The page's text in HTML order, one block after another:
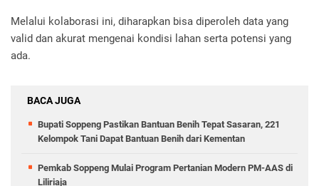
Melalui kolaborasi ini, diharapkan bisa diperoleh data yang
valid dan akurat mengenai kondisi lahan serta potensi yang
ada.
BACA JUGA
Bupati Soppeng Pastikan Bantuan Benih Tepat Sasaran, 221
Kelompok Tani Dapat Bantuan Benih dari Kementan
Pemkab Soppeng Mulai Program Pertanian Modern PM-AAS di
Liliriaja